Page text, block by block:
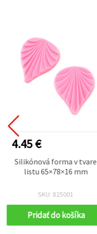
4.45 €
Silikónová forma v tvare
listu 65×78×16 mm
SKU: 825001
Pridať do košíka